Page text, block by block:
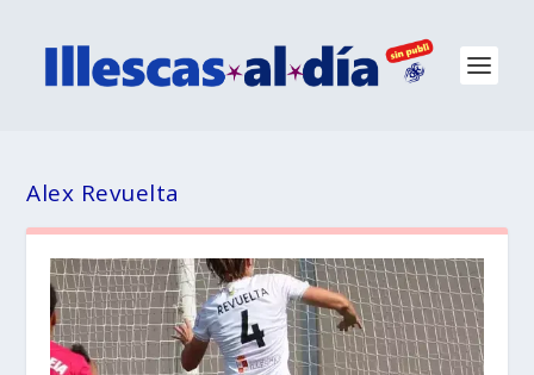
Alex Revuelta